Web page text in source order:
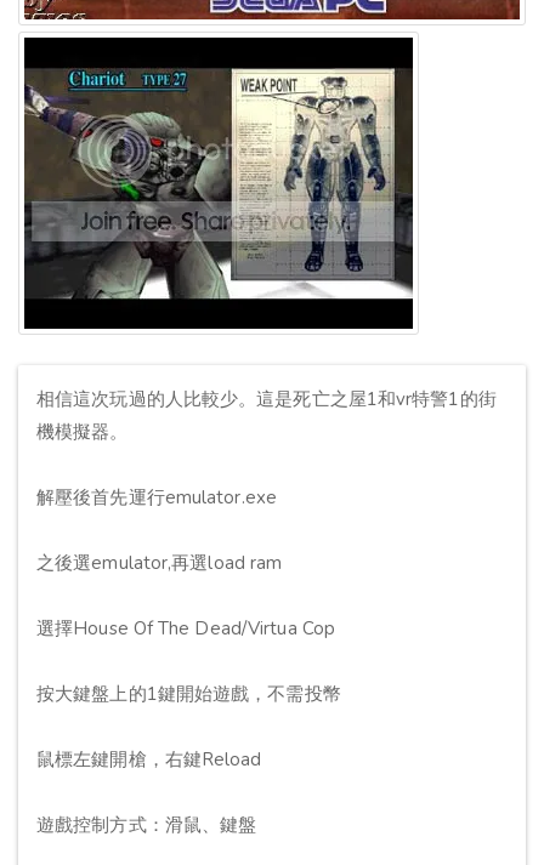
相信這次玩過的人比較少。這是死亡之屋1和vr特警1的街
機模擬器。
解壓後首先運行emulator.exe
之後選emulator,再選load ram
選擇House Of The Dead/Virtua Cop
按大鍵盤上的1鍵開始遊戲，不需投幣
鼠標左鍵開槍，右鍵Reload
遊戲控制方式：滑鼠、鍵盤